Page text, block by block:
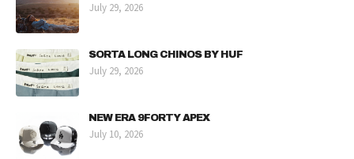
July 29, 2026
SORTA LONG CHINOS BY HUF
July 29, 2026
NEW ERA 9FORTY APEX
July 10, 2026